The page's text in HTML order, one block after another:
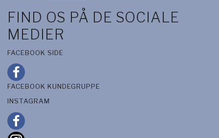
FIND OS PÅ DE SOCIALE
MEDIER
FACEBOOK SIDE
FACEBOOK KUNDEGRUPPE
INSTAGRAM